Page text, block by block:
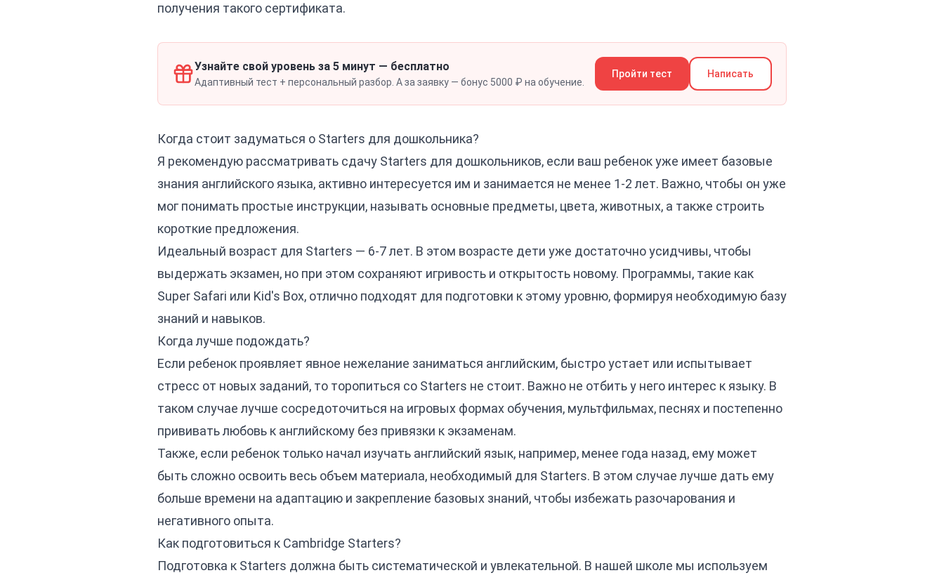
получения такого сертификата.
Узнайте свой уровень за 5 минут — бесплатно
Адаптивный тест + персональный разбор. А за заявку — бонус 5000 ₽ на обучение.
Пройти тест Написать
Когда стоит задуматься о Starters для дошкольника?
Я рекомендую рассматривать сдачу Starters для дошкольников, если ваш ребенок уже имеет базовые
знания английского языка, активно интересуется им и занимается не менее 1-2 лет. Важно, чтобы он уже
мог понимать простые инструкции, называть основные предметы, цвета, животных, а также строить
короткие предложения.
Идеальный возраст для Starters — 6-7 лет. В этом возрасте дети уже достаточно усидчивы, чтобы
выдержать экзамен, но при этом сохраняют игривость и открытость новому. Программы, такие как
Super Safari или Kid's Box, отлично подходят для подготовки к этому уровню, формируя необходимую базу
знаний и навыков.
Когда лучше подождать?
Если ребенок проявляет явное нежелание заниматься английским, быстро устает или испытывает
стресс от новых заданий, то торопиться со Starters не стоит. Важно не отбить у него интерес к языку. В
таком случае лучше сосредоточиться на игровых формах обучения, мультфильмах, песнях и постепенно
прививать любовь к английскому без привязки к экзаменам.
Также, если ребенок только начал изучать английский язык, например, менее года назад, ему может
быть сложно освоить весь объем материала, необходимый для Starters. В этом случае лучше дать ему
больше времени на адаптацию и закрепление базовых знаний, чтобы избежать разочарования и
негативного опыта.
Как подготовиться к Cambridge Starters?
Подготовка к Starters должна быть систематической и увлекательной. В нашей школе мы используем